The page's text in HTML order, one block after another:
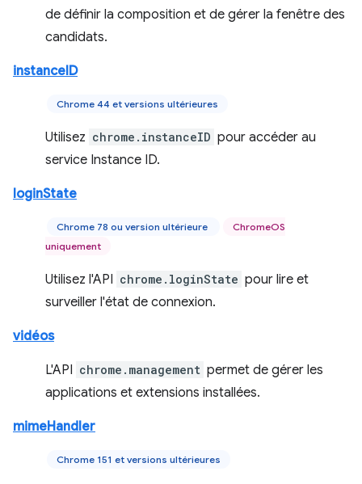
de définir la composition et de gérer la fenêtre des
candidats.
instanceID
Chrome 44 et versions ultérieures
Utilisez chrome.instanceID pour accéder au
service Instance ID.
loginState
Chrome 78 ou version ultérieure
ChromeOS
uniquement
Utilisez l'API chrome.loginState pour lire et
surveiller l'état de connexion.
vidéos
L'API chrome.management permet de gérer les
applications et extensions installées.
mimeHandler
Chrome 151 et versions ultérieures